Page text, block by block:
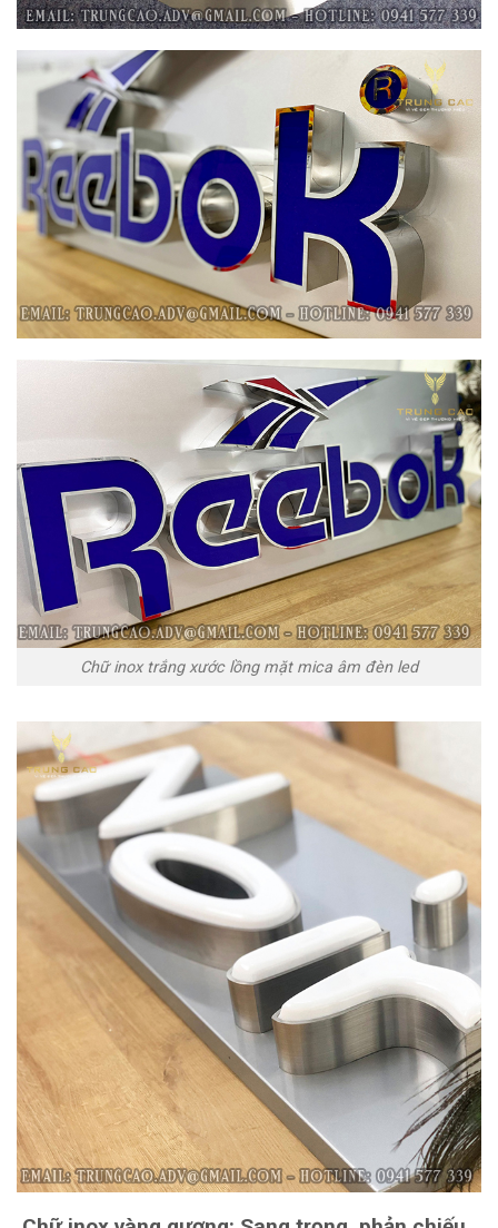
Chữ inox trắng xước lồng mặt mica âm đèn led